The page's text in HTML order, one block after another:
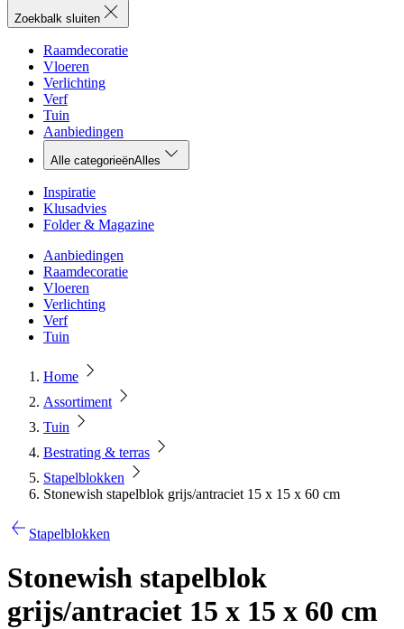
Zoekbalk sluiten
Raamdecoratie
Vloeren
Verlichting
Verf
Tuin
Aanbiedingen
Alle categorieënAlles
Inspiratie
Klusadvies
Folder & Magazine
Aanbiedingen
Raamdecoratie
Vloeren
Verlichting
Verf
Tuin
Home
Assortiment
Tuin
Bestrating & terras
Stapelblokken
Stonewish stapelblok grijs/antraciet 15 x 15 x 60 cm
Stapelblokken
Stonewish stapelblok
grijs/antraciet 15 x 15 x 60 cm